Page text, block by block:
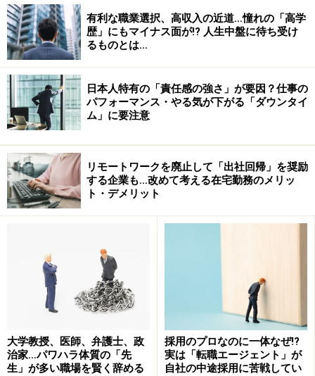
有利な職業選択、高収入の近道…憧れの「高学
歴」にもマイナス面が!? 人生中盤に待ち受け
るものとは…
日本人特有の「責任感の強さ」が要因？仕事の
パフォーマンス・やる気が下がる「ダウンタイ
ム」に要注意
リモートワークを廃止して「出社回帰」を奨励
する企業も…改めて考える在宅勤務のメリッ
ト・デメリット
大学教授、医師、弁護士、政
治家…パワハラ体質の「先
生」が多い職場を賢く辞める
採用のプロなのに一体なぜ!?
実は「転職エージェント」が
自社の中途採用に苦戦してい